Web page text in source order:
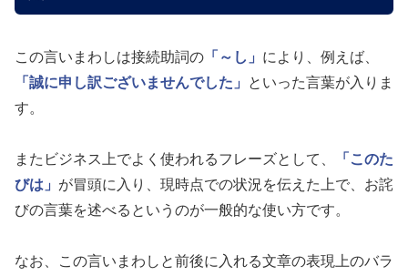
この言いまわしは接続助詞の 「～し」 により、例えば、
「誠に申し訳ございませんでした」
といった言葉が入りま
す。
またビジネス上でよく使われるフレーズとして、
「このた
びは」 が冒頭に入り、現時点での状況を伝えた上で、お詫
びの言葉を述べるというのが一般的な使い方です。
なお、この言いまわしと前後に入れる文章の表現上のバラ